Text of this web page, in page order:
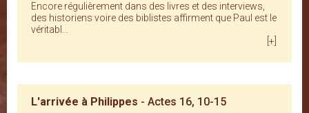
Encore régulièrement dans des livres et des interviews,
des historiens voire des biblistes affirment que Paul est le
véritabl...
[+]
L'arrivée à Philippes - Actes 16, 10-15